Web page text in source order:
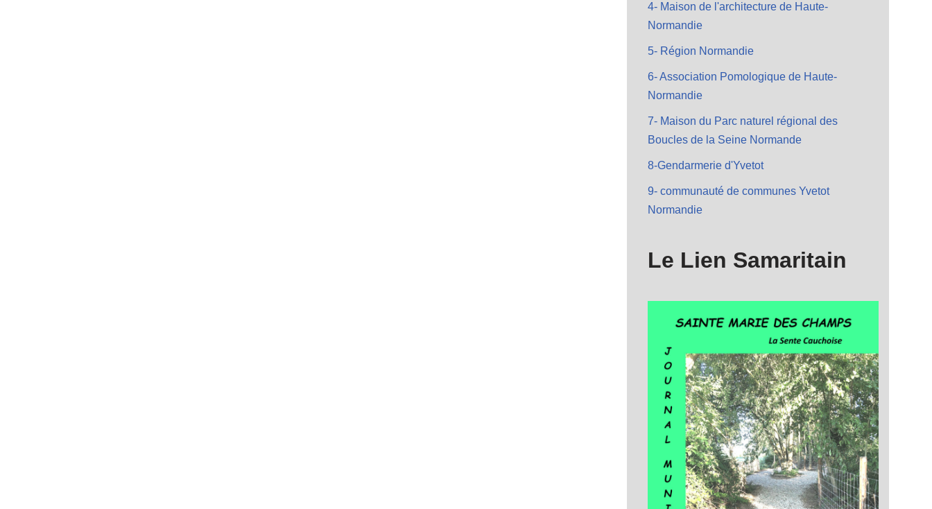
4- Maison de l'architecture de Haute-
Normandie
5- Région Normandie
6- Association Pomologique de Haute-
Normandie
7- Maison du Parc naturel régional des
Boucles de la Seine Normande
8-Gendarmerie d'Yvetot
9- communauté de communes Yvetot
Normandie
Le Lien Samaritain